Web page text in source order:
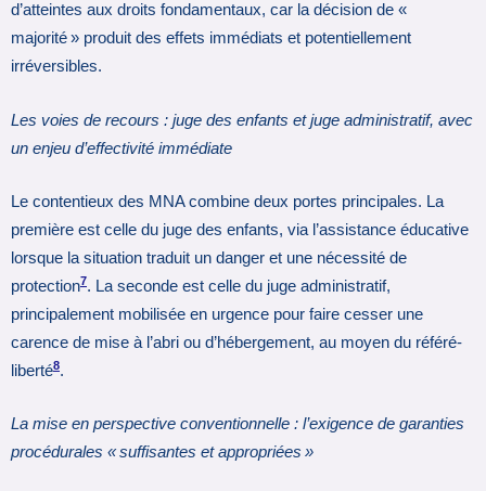
d’atteintes aux droits fondamentaux, car la décision de «
majorité » produit des effets immédiats et potentiellement
irréversibles.
Les voies de recours : juge des enfants et juge administratif, avec
un enjeu d’effectivité immédiate
Le contentieux des MNA combine deux portes principales. La
première est celle du juge des enfants, via l’assistance éducative
lorsque la situation traduit un danger et une nécessité de
protection7. La seconde est celle du juge administratif,
principalement mobilisée en urgence pour faire cesser une
carence de mise à l’abri ou d’hébergement, au moyen du référé-
liberté8.
La mise en perspective conventionnelle : l’exigence de garanties
procédurales « suffisantes et appropriées »